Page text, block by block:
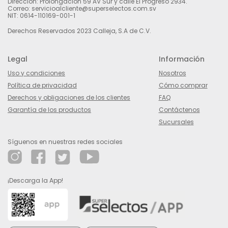
Correo: servicioalcliente@superselectos.com.sv
NIT: 0614-110169-001-1
Derechos Reservados 2023 Calleja, S.A de C.V.
Legal
Uso y condiciones
Política de privacidad
Derechos y obligaciones de los clientes
Garantía de los productos
Información
Nosotros
Cómo comprar
FAQ
Contáctenos
Sucursales
Síguenos en nuestras redes sociales
¡Descarga la App!